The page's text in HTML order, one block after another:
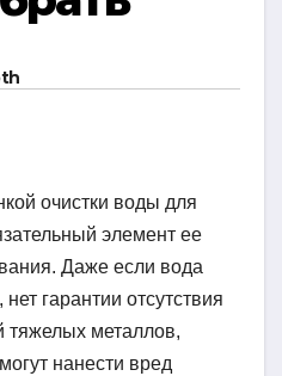
очистки воды для
элемент ее
Даже если вода
гарантии отсутствия
тяжелых металлов,
нанести вред